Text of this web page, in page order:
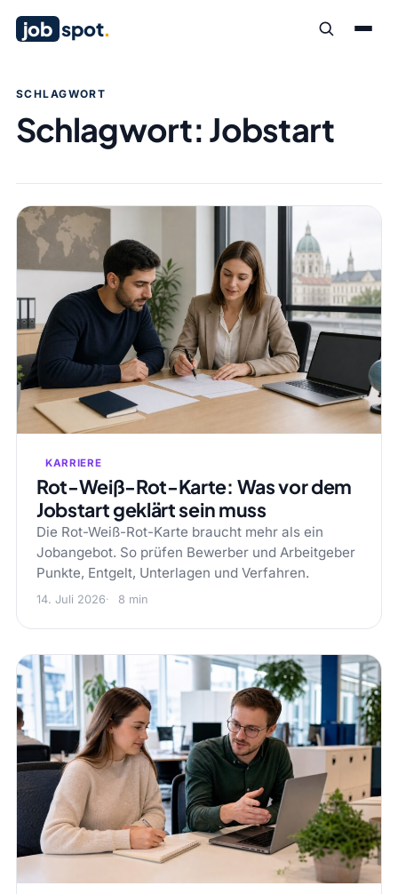
job spot.
SCHLAGWORT
Schlagwort:Jobstart
KARRIERE
Rot-Weiß-Rot-Karte: Was vor dem
Jobstart geklärt sein muss
Die Rot-Weiß-Rot-Karte braucht mehr als ein
Jobangebot. So prüfen Bewerber und Arbeitgeber
Punkte, Entgelt, Unterlagen und Verfahren.
14. Juli 2026 8 min